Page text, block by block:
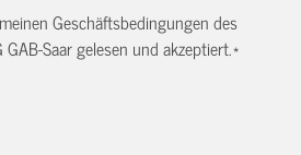
Geschäftsbedingungen des
Saar gelesen und akzeptiert.*